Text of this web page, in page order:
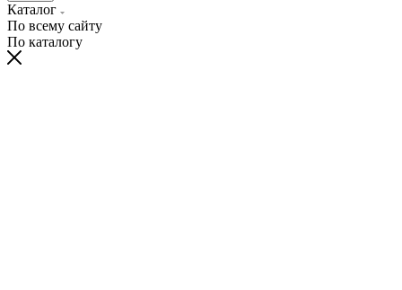
Каталог
По всему сайту
По каталогу